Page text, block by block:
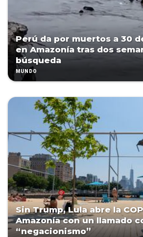
Perú da por muertos a 30
en Amazonía tras dos
búsqueda
MUNDO
Sin Trump, Lula abre la
Amazonía con un llamado
“negacionismo”